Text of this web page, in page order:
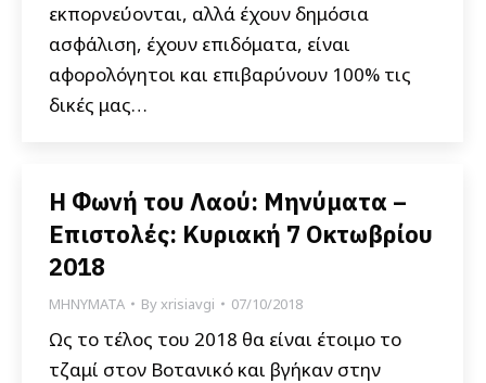
εκπορνεύονται, αλλά έχουν δημόσια
ασφάλιση, έχουν επιδόματα, είναι
αφορολόγητοι και επιβαρύνουν 100% τις
δικές μας…
Η Φωνή του Λαού: Μηνύματα –
Επιστολές: Κυριακή 7 Οκτωβρίου
2018
ΜΗΝΥΜΑΤΑ Byxrisiavgi 07/10/2018
Ως το τέλος του 2018 θα είναι έτοιμο το
τζαμί στον Βοτανικό και βγήκαν στην